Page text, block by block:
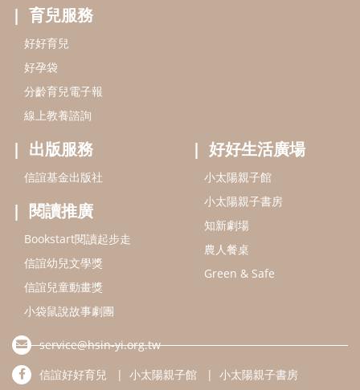
育兒服務
好好育兒
好孕袋
分齡育兒電子報
線上教養諮詢
出版服務
信誼基金出版社
閱讀推廣
Bookstart閱讀起步走
信誼幼兒文學獎
信誼兒童動畫獎
小袋鼠說故事劇團
好好生活廣場
小太陽親子館
小太陽親子書房
知新劇場
農人餐桌
Green & Safe
service@hsin-yi.org.tw
信誼好好育兒
小太陽親子館 小太陽親子書房